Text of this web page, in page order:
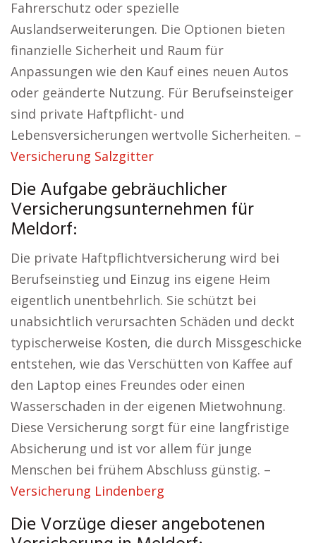
Fahrerschutz oder spezielle
Auslandserweiterungen. Die Optionen bieten
finanzielle Sicherheit und Raum für
Anpassungen wie den Kauf eines neuen Autos
oder geänderte Nutzung. Für Berufseinsteiger
sind private Haftpflicht- und
Lebensversicherungen wertvolle Sicherheiten. –
Versicherung Salzgitter
Die Aufgabe gebräuchlicher
Versicherungsunternehmen für
Meldorf:
Die private Haftpflichtversicherung wird bei
Berufseinstieg und Einzug ins eigene Heim
eigentlich unentbehrlich. Sie schützt bei
unabsichtlich verursachten Schäden und deckt
typischerweise Kosten, die durch Missgeschicke
entstehen, wie das Verschütten von Kaffee auf
den Laptop eines Freundes oder einen
Wasserschaden in der eigenen Mietwohnung.
Diese Versicherung sorgt für eine langfristige
Absicherung und ist vor allem für junge
Menschen bei frühem Abschluss günstig. –
Versicherung Lindenberg
Die Vorzüge dieser angebotenen